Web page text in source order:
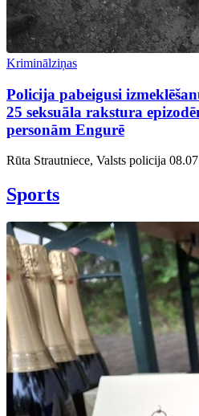
Kriminālziņas
Policija pabeigusi
25 seksuāla rakstura
personām Engurē
Rūta Strautniece, Valsts policija
Sports